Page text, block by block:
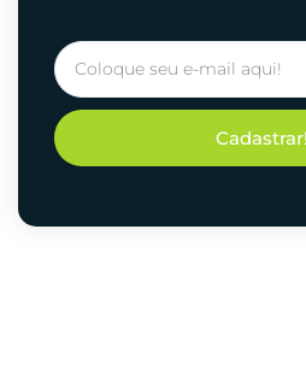
Cadastrar!